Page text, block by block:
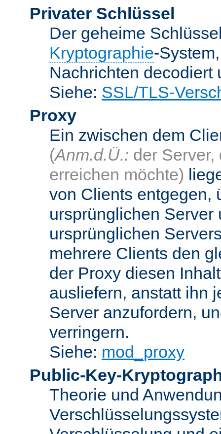
Privater Schlüssel
Der geheime
Kryptographie-
Nachrichten decodiert
Siehe: SSL/TLS-
Proxy
Ein zwischen dem
(Anm.d.Ü.: der
erreichen möchte)
von Clients entgegen,
ursprünglichen Server
ursprünglichen
mehrere Clients den
der Proxy diesen
ausliefern, anstatt ihn
Server anzufordern,
verringern.
Siehe: mod_proxy
Public-Key-
Theorie und